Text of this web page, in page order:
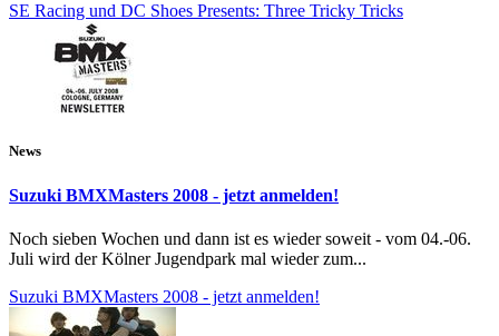
SE Racing und DC Shoes Presents: Three Tricky Tricks
News
Suzuki BMXMasters 2008 - jetzt anmelden!
Noch sieben Wochen und dann ist es wieder soweit - vom 04.-06.
Juli wird der Kölner Jugendpark mal wieder zum...
Suzuki BMXMasters 2008 - jetzt anmelden!